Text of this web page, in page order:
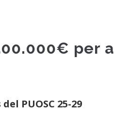
per a
PUOSC 25-29